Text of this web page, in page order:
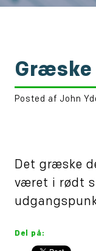
Græske
Posted af John
Det græske
været i rødt
Del på: